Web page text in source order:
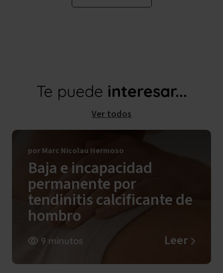
Te puede interesar...
Ver todos
por Marc Nicolau Hermoso
Baja e incapacidad
permanente por
tendinitis calcificante de
hombro
9 minutos Leer